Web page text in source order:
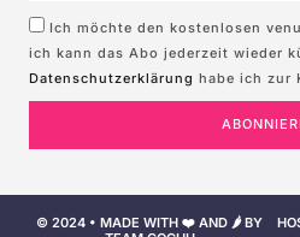
Ich möchte den kostenlosen
ich kann das Abo jederzeit wieder
Datenschutzerklärung habe ich zur
© 2024 • MADE WITH ❤️ AND 🌶️ BY